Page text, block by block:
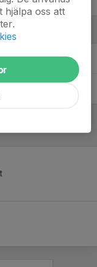
hjälpa oss att